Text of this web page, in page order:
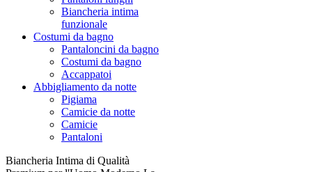
Biancheria intima
funzionale
Costumi da bagno
Pantaloncini da bagno
Costumi da bagno
Accappatoi
Abbigliamento da notte
Pigiama
Camicie da notte
Camicie
Pantaloni
Biancheria Intima di Qualità